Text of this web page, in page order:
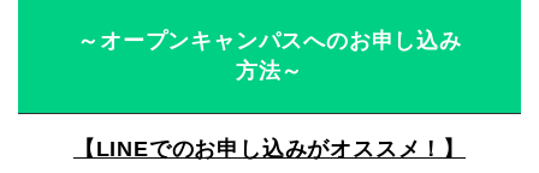
～オープンキャンパスへのお申し込み
方法～
【LINEでのお申し込みがオススメ！】